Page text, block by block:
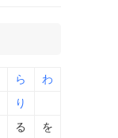
ら
わ
り
る
を